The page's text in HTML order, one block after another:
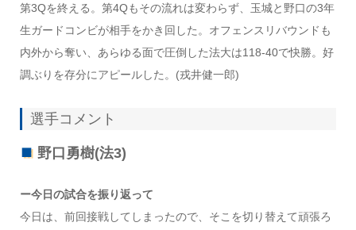
第3Qを終える。第4Qもその流れは変わらず、玉城と野口の3年
生ガードコンビが相手をかき回した。オフェンスリバウンドも
内外から奪い、あらゆる面で圧倒した法大は118-40で快勝。好
調ぶりを存分にアピールした。(戎井健一郎)
選手コメント
野口勇樹(法3)
ー今日の試合を振り返って
今日は、前回接戦してしまったので、そこを切り替えて頑張ろ